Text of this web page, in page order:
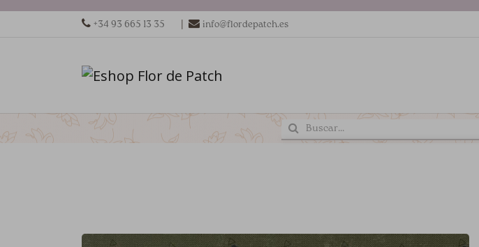
+34 93 665 13 35 | info@flordepatch.es